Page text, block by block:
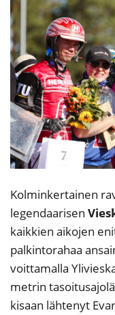
Kolminkertainen
legendaarisen
kaikkien aikojen
palkintorahaa
voittamalla
metrin
kisaan lähtenyt